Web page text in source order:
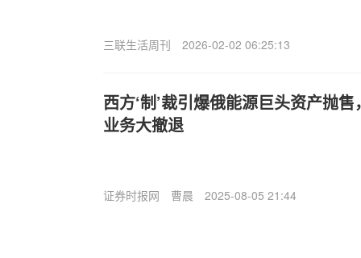
三联生活周刊 2026-02-02 06:25:13
西方‘制’裁引爆俄能源巨头资产抛
业务大撤退
证券时报网 曹晨 2025-08-05 21:44